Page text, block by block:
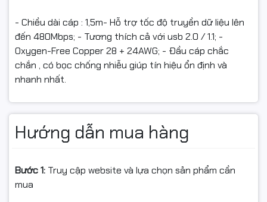
- Chiều dài cáp : 1,5m- Hỗ trợ tốc độ truyền dữ liệu lên
đến 480Mbps; - Tương thích cả với usb 2.0 / 1.1; -
Oxygen-Free Copper 28 + 24AWG; - Đầu cáp chắc
chắn , có bọc chống nhiễu giúp tín hiệu ổn định và
nhanh nhất.
Hướng dẫn mua hàng
Bước 1: Truy cập website và lựa chọn sản phẩm cần
mua